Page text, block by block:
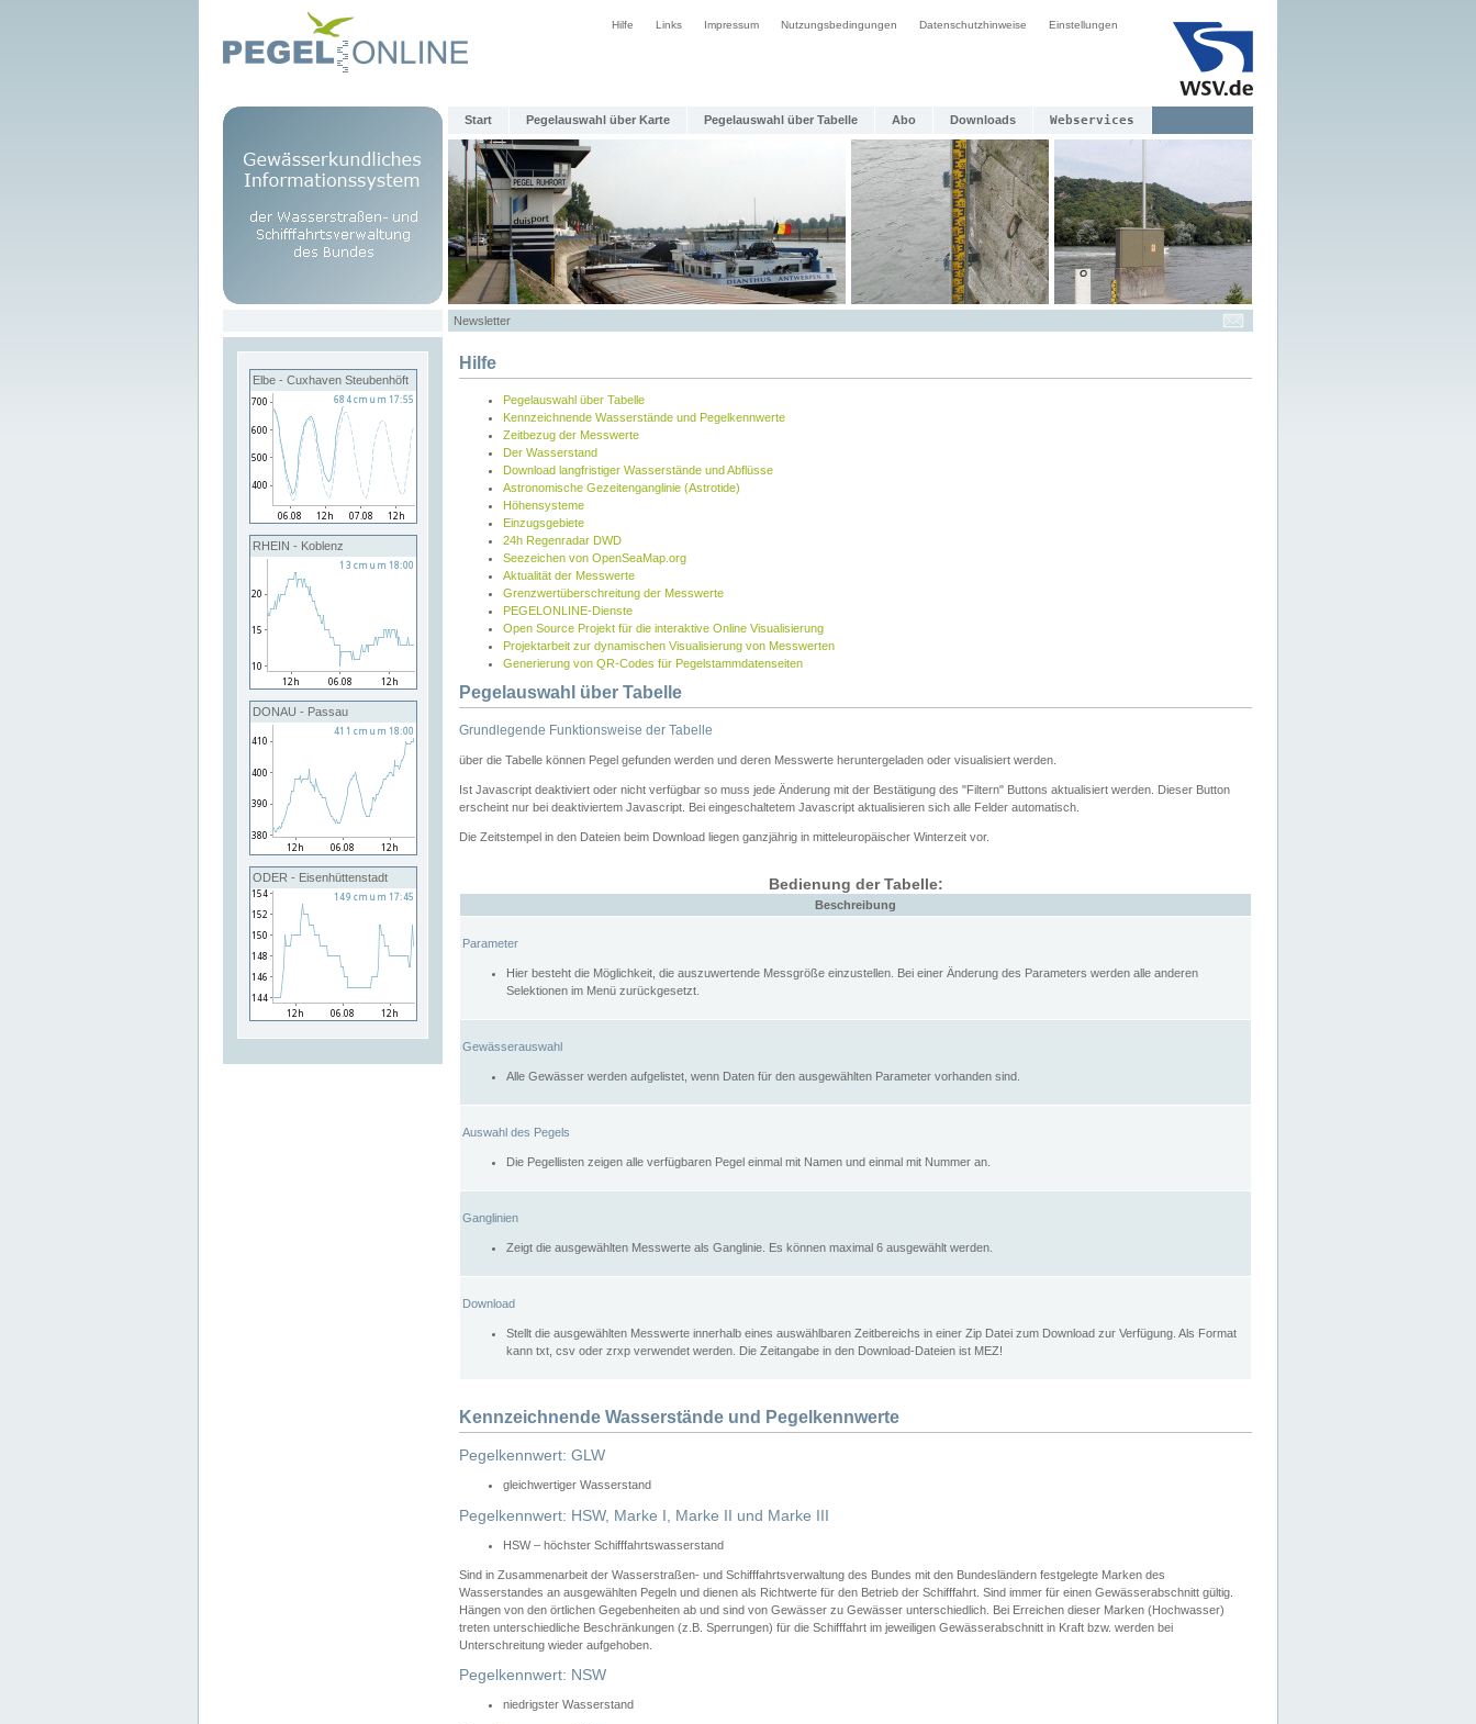
Hilfe Links Impressum Nutzungsbedingungen Datenschutzhinweise Einstellungen
Start Pegelauswahl über Karte Pegelauswahl über Tabelle Abo Downloads Webservices
Newsletter
Elbe - Cuxhaven Steubenhöft
RHEIN - Koblenz
DONAU - Passau
ODER - Eisenhüttenstadt
Hilfe
Pegelauswahl über Tabelle
Kennzeichnende Wasserstände und Pegelkennwerte
Zeitbezug der Messwerte
Der Wasserstand
Download langfristiger Wasserstände und Abflüsse
Astronomische Gezeitenganglinie (Astrotide)
Höhensysteme
Einzugsgebiete
24h Regenradar DWD
Seezeichen von OpenSeaMap.org
Aktualität der Messwerte
Grenzwertüberschreitung der Messwerte
PEGELONLINE-Dienste
Open Source Projekt für die interaktive Online Visualisierung
Projektarbeit zur dynamischen Visualisierung von Messwerten
Generierung von QR-Codes für Pegelstammdatenseiten
Pegelauswahl über Tabelle
Grundlegende Funktionsweise der Tabelle
über die Tabelle können Pegel gefunden werden und deren Messwerte heruntergeladen oder visualisiert werden.
Ist Javascript deaktiviert oder nicht verfügbar so muss jede Änderung mit der Bestätigung des "Filtern" Buttons aktualisiert werden. Dieser Button
erscheint nur bei deaktiviertem Javascript. Bei eingeschaltetem Javascript aktualisieren sich alle Felder automatisch.
Die Zeitstempel in den Dateien beim Download liegen ganzjährig in mitteleuropäischer Winterzeit vor.
Bedienung der Tabelle:
Beschreibung
Parameter
Hier besteht die Möglichkeit, die auszuwertende Messgröße einzustellen. Bei einer Änderung des Parameters werden alle anderen
Selektionen im Menü zurückgesetzt.
Gewässerauswahl
Alle Gewässer werden aufgelistet, wenn Daten für den ausgewählten Parameter vorhanden sind.
Auswahl des Pegels
Die Pegellisten zeigen alle verfügbaren Pegel einmal mit Namen und einmal mit Nummer an.
Ganglinien
Zeigt die ausgewählten Messwerte als Ganglinie. Es können maximal 6 ausgewählt werden.
Download
Stellt die ausgewählten Messwerte innerhalb eines auswählbaren Zeitbereichs in einer Zip Datei zum Download zur Verfügung. Als Format
kann txt, csv oder zrxp verwendet werden. Die Zeitangabe in den Download-Dateien ist MEZ!
Kennzeichnende Wasserstände und Pegelkennwerte
Pegelkennwert: GLW
gleichwertiger Wasserstand
Pegelkennwert: HSW, Marke I, Marke II und Marke III
HSW – höchster Schifffahrtswasserstand
Sind in Zusammenarbeit der Wasserstraßen- und Schifffahrtsverwaltung des Bundes mit den Bundesländern festgelegte Marken des
Wasserstandes an ausgewählten Pegeln und dienen als Richtwerte für den Betrieb der Schifffahrt. Sind immer für einen Gewässerabschnitt gültig.
Hängen von den örtlichen Gegebenheiten ab und sind von Gewässer zu Gewässer unterschiedlich. Bei Erreichen dieser Marken (Hochwasser)
treten unterschiedliche Beschränkungen (z.B. Sperrungen) für die Schifffahrt im jeweiligen Gewässerabschnitt in Kraft bzw. werden bei
Unterschreitung wieder aufgehoben.
Pegelkennwert: NSW
niedrigster Wasserstand